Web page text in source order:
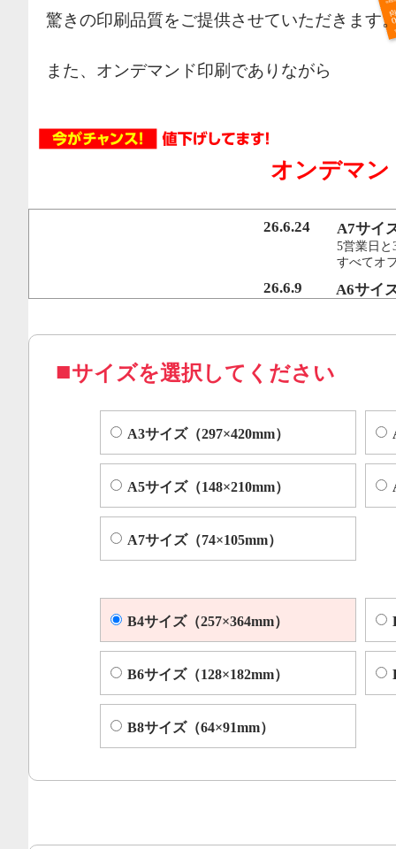
驚きの印刷品質をご提供させていただきます
また、オンデマンド印刷でありながら
行うことで、従来のオンデマンド印刷機より
オフセット印刷に近い品質を実現いたしまし
コピー機やレーザープリンター等によくある色ムラや汚
オンデマン
26.6.24 A7サイ
5営業日と
すべてオ
26.6.9 A6サイ
サイズを選択してください
A3サイズ（297×420mm）
A5サイズ（148×210mm）
A7サイズ（74×105mm）
B4サイズ（257×364mm）
B6サイズ（128×182mm）
B8サイズ（64×91mm）